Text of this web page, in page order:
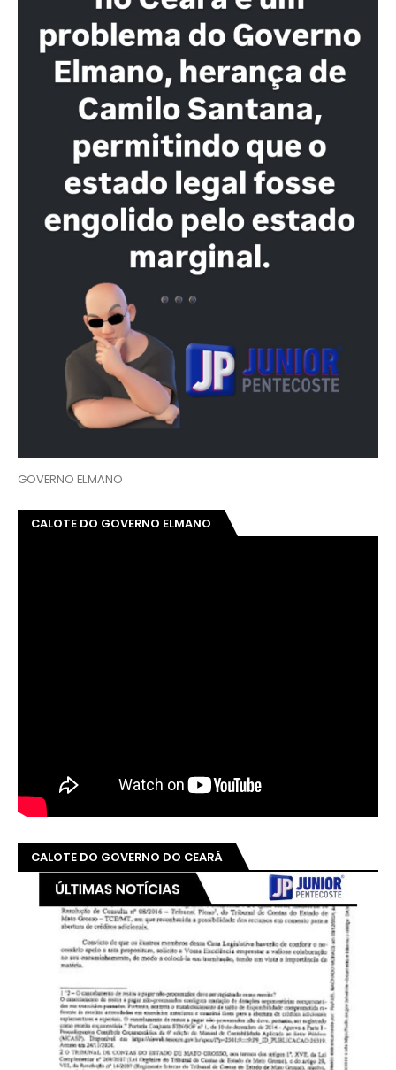
GOVERNO ELMANO
CALOTE DO GOVERNO ELMANO
CALOTE DO GOVERNO DO CEARÁ